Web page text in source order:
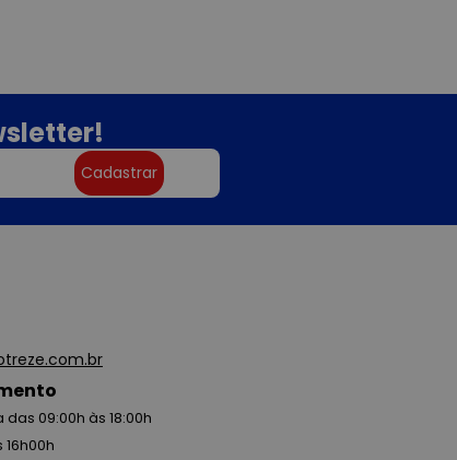
Cadastrar
09:00h às 18:00h